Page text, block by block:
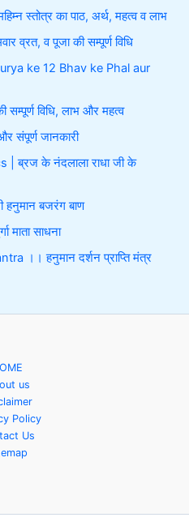
स्तोत्र का पाठ, अर्थ, महत्व व लाभ
व्रत, व पूजा की सम्पूर्ण विधि
ke 12 Bhav ke Phal aur
सम्पूर्ण विधि, लाभ और महत्व
संपूर्ण जानकारी
| ब्रज के नंदलाला राधा जी के
बजरंग बाण
माता साधना
।। हनुमान दर्शन प्राप्ति मंत्र
us
Policy
Us